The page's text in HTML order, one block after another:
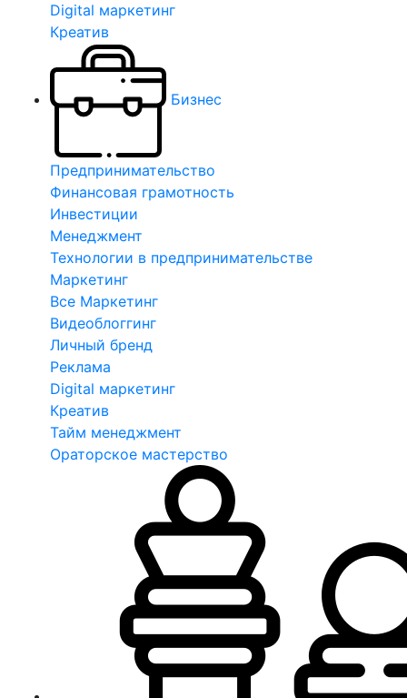
Digital маркетинг
Креатив
Бизнес
Предпринимательство
Финансовая грамотность
Инвестиции
Менеджмент
Технологии в предпринимательстве
Маркетинг
Все Маркетинг
Видеоблоггинг
Личный бренд
Реклама
Digital маркетинг
Креатив
Тайм менеджмент
Ораторское мастерство